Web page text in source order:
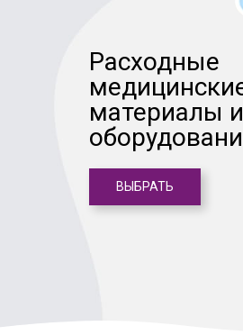
Расходные
материалы и
ВЫБРАТЬ